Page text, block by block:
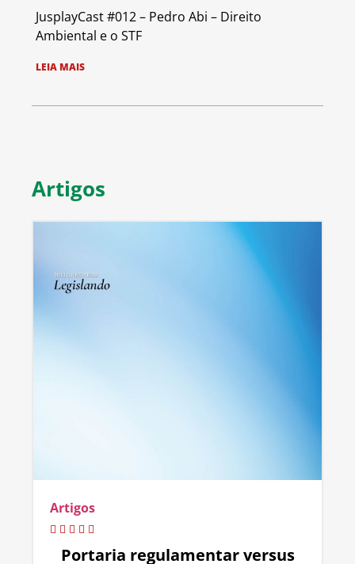
JusplayCast #012 – Pedro Abi – Direito
Ambiental e o STF
LEIA MAIS
Artigos
Artigos
Portaria regulamentar versus